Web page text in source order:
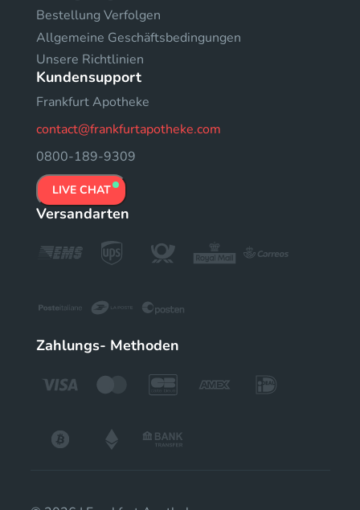
Bestellung Verfolgen
Allgemeine Geschäftsbedingungen
Unsere Richtlinien
Kundensupport
Frankfurt Apotheke
contact@frankfurtapotheke.com
0800-189-9309
LIVE CHAT
Versandarten
Zahlungs- Methoden